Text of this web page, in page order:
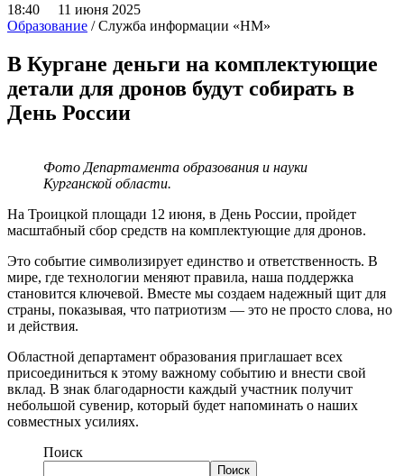
18:40 11 июня 2025
Образование / Служба информации «НМ»
В Кургане деньги на комплектующие
детали для дронов будут собирать в
День России
Фото Департамента образования и науки
Курганской области.
На Троицкой площади 12 июня, в День России, пройдет
масштабный сбор средств на комплектующие для дронов.
Это событие символизирует единство и ответственность. В
мире, где технологии меняют правила, наша поддержка
становится ключевой. Вместе мы создаем надежный щит для
страны, показывая, что патриотизм — это не просто слова, но
и действия.
Областной департамент образования приглашает всех
присоединиться к этому важному событию и внести свой
вклад. В знак благодарности каждый участник получит
небольшой сувенир, который будет напоминать о наших
совместных усилиях.
Поиск
Поиск